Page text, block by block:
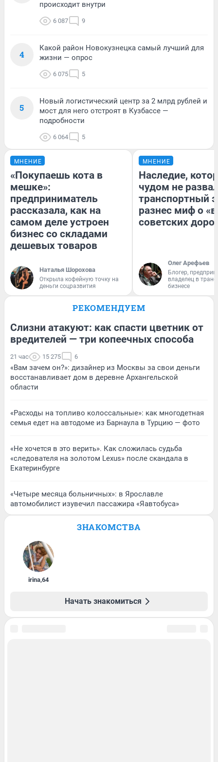
происходит внутри
6 087 9
4
Какой район Новокузнецка самый лучший для
жизни — опрос
6 075 5
5
Новый логистический центр за 2 млрд рублей и
мост для него отстроят в Кузбассе —
подробности
6 064 5
МНЕНИЕ
«Покупаешь кота в
мешке»:
предприниматель
рассказала, как на
самом деле устроен
бизнес со складами
дешевых товаров
Наталья Шорохова
Открыла кофейную точку на
деньги соцразвития
МНЕНИЕ
Наследие,
чудом не
транспортный
разнес миф о
советских
Олег Арефьев
Блогер,
владелец в
бизнесе
РЕКОМЕНДУЕМ
Слизни атакуют: как спасти цветник от
вредителей — три копеечных способа
21 час 15 275 6
«Вам зачем он?»: дизайнер из Москвы за свои деньги
восстанавливает дом в деревне Архангельской
области
«Расходы на топливо колоссальные»: как многодетная
семья едет на автодоме из Барнаула в Турцию — фото
«Не хочется в это верить». Как сложилась судьба
«следователя на золотом Lexus» после скандала в
Екатеринбурге
«Четыре месяца больничных»: в Ярославле
автомобилист изувечил пассажира «Яавтобуса»
ЗНАКОМСТВА
irina,64
Начать знакомиться